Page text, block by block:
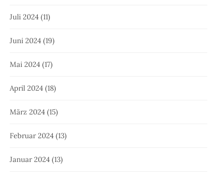
Juli 2024 (11)
Juni 2024 (19)
Mai 2024 (17)
April 2024 (18)
März 2024 (15)
Februar 2024 (13)
Januar 2024 (13)